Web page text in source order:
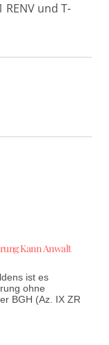
und T-
Kann Anwalt
ist es
ohne
BGH (Az. IX ZR